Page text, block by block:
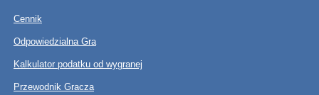
Cennik
Odpowiedzialna Gra
Kalkulator podatku od wygranej
Przewodnik Gracza